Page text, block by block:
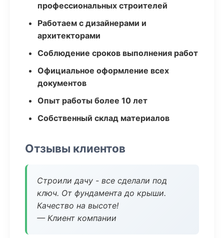
профессиональных строителей
Работаем с дизайнерами и
архитекторами
Соблюдение сроков выполнения работ
Официальное оформление всех
документов
Опыт работы более 10 лет
Собственный склад материалов
Отзывы клиентов
Строили дачу - все сделали под
ключ. От фундамента до крыши.
Качество на высоте!
— Клиент компании